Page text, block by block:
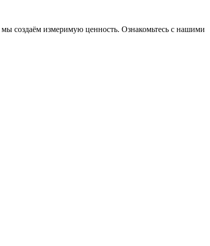
создаём измеримую ценность. Ознакомьтесь с нашими